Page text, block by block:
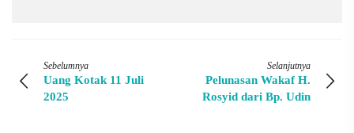
Sebelumnya
Uang Kotak 11 Juli
2025
Selanjutnya
Pelunasan Wakaf H.
Rosyid dari Bp. Udin